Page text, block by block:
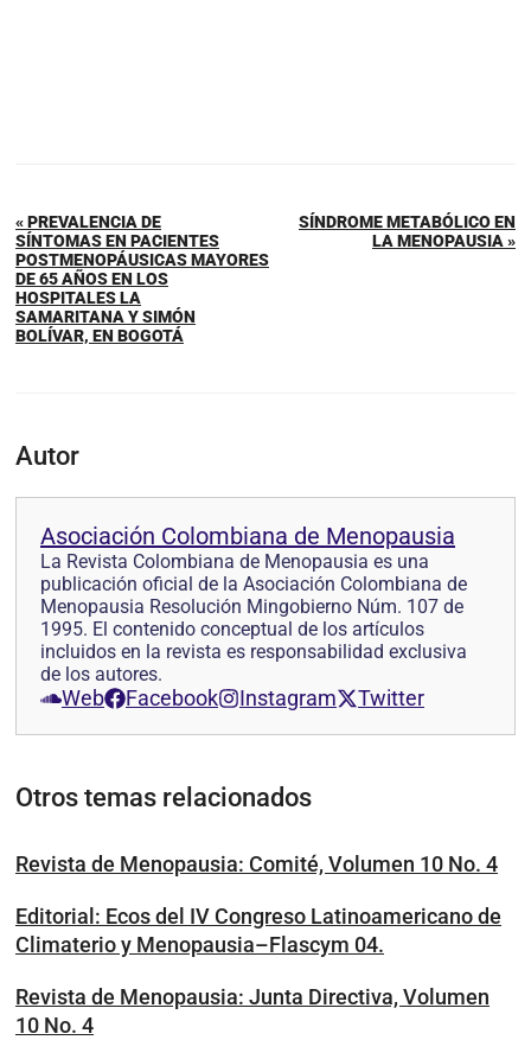
« PREVALENCIA DE
SÍNTOMAS EN PACIENTES
POSTMENOPÁUSICAS MAYORES
DE 65 AÑOS EN LOS
HOSPITALES LA
SAMARITANA Y SIMÓN
BOLÍVAR, EN BOGOTÁ
SÍNDROME METABÓLICO EN
LA MENOPAUSIA »
Autor
Asociación Colombiana de Menopausia
La Revista Colombiana de Menopausia es una
publicación oficial de la Asociación Colombiana de
Menopausia Resolución Mingobierno Núm. 107 de
1995. El contenido conceptual de los artículos
incluidos en la revista es responsabilidad exclusiva
de los autores.
Web Facebook Instagram Twitter
Otros temas relacionados
Revista de Menopausia: Comité, Volumen 10 No. 4
Editorial: Ecos del IV Congreso Latinoamericano de
Climaterio y Menopausia–Flascym 04.
Revista de Menopausia: Junta Directiva, Volumen
10 No. 4